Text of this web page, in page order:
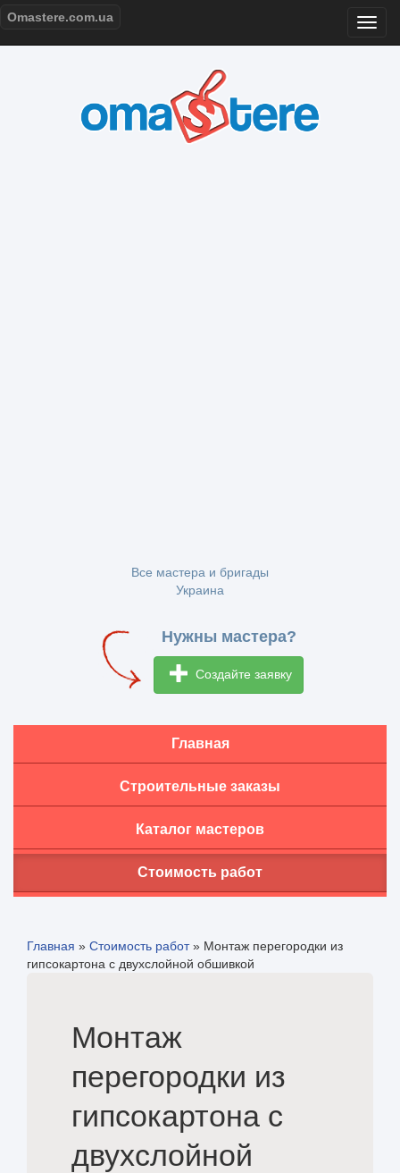
Omastere.com.ua
Все мастера и бригады
Украина
Нужны мастера?
Создайте заявку
Главная
Строительные заказы
Каталог мастеров
Стоимость работ
Главная » Стоимость работ» Монтаж перегородки из
гипсокартона с двухслойной обшивкой
Монтаж
перегородки из
гипсокартона с
двухслойной